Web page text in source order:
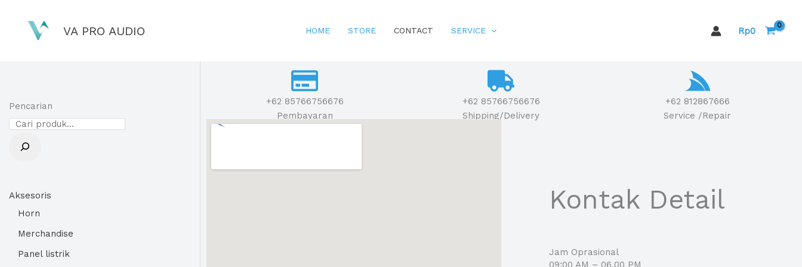
VA PRO AUDIO HOME STORE CONTACT SERVICE Rp0
Pencarian
Aksesoris
Horn
Merchandise
Panel listrik
+62 85766756676
Pembayaran
+62 85766756676
Shipping/Delivery
+62 812867666
Service /Repair
Kontak Detail
Jam Oprasional
09:00 AM – 06.00 PM